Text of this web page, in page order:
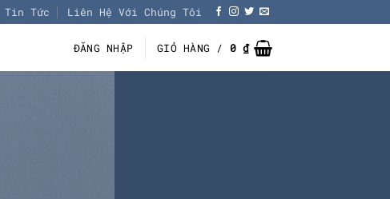
Tin Tức Liên Hệ Với Chúng Tôi
ĐĂNG NHẬP GIỎ HÀNG / 0₫